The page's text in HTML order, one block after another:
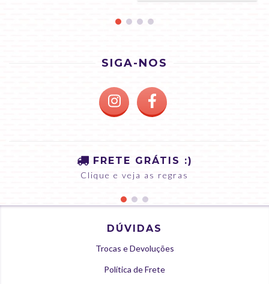
SIGA-NOS
FRETE GRÁTIS :)
Clique e veja as regras
DÚVIDAS
Trocas e Devoluções
Política de Frete